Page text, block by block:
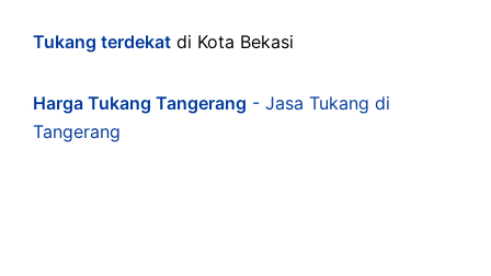
Tukang terdekat di Kota Bekasi
Harga Tukang Tangerang - Jasa Tukang di
Tangerang